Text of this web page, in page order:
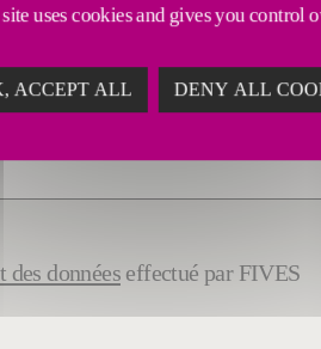
donnéeseffectué par FIVES
uses cookies and gives you control
ACCEPT ALL DENY ALL